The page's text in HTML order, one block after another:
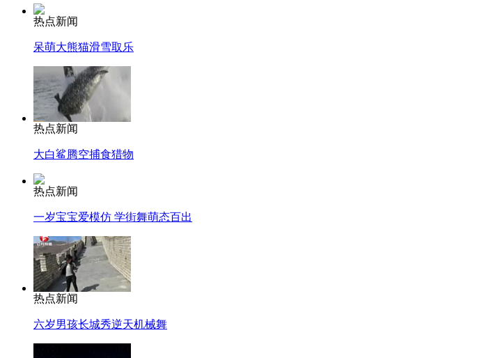
热点新闻
呆萌大熊猫滑雪取乐
热点新闻
大白鲨腾空捕食猎物
热点新闻
一岁宝宝爱模仿 学街舞萌态百出
热点新闻
六岁男孩长城秀逆天机械舞